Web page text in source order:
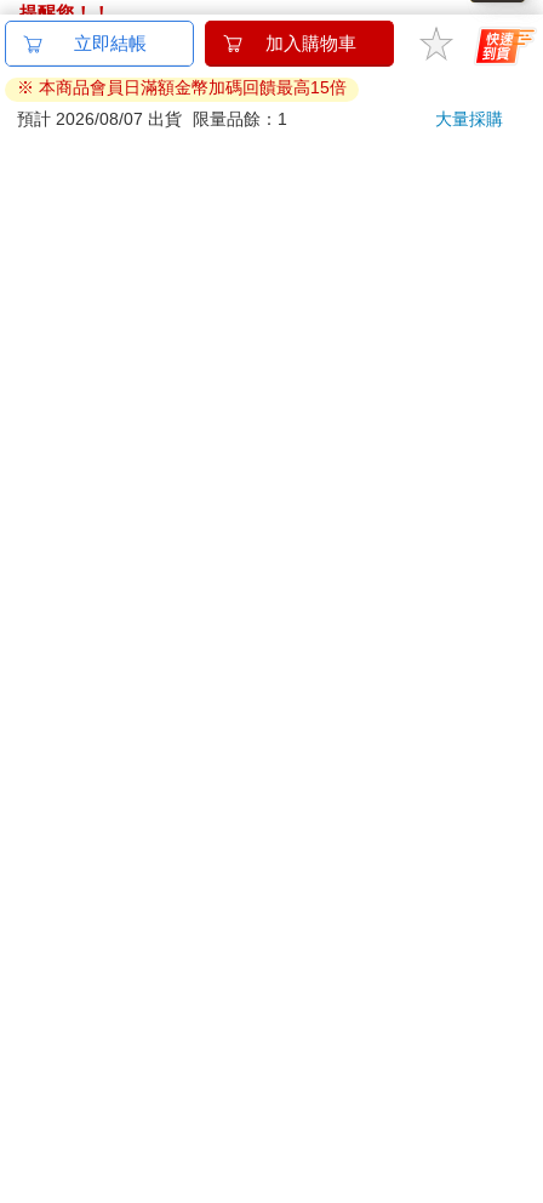
提醒您！！
金石堂及銀行均不會請您操作ATM! 如接獲電話要求您前往
ATM提款機，請不要聽從指示，以免受騙上當！
退換貨須知：